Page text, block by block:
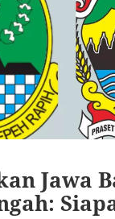
Jawa